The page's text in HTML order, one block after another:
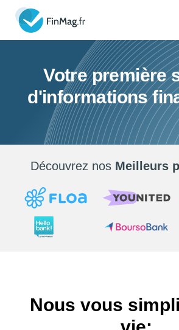
Votre première
d'informations
Découvrez nos Meilleurs
Nous vous